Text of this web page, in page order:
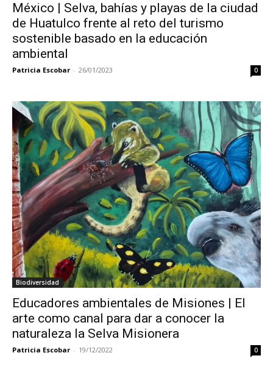
México | Selva, bahías y playas de la ciudad
de Huatulco frente al reto del turismo
sostenible basado en la educación
ambiental
Patricia Escobar - 26/01/2023 0
Biodiversidad
Educadores ambientales de Misiones | El
arte como canal para dar a conocer la
naturaleza la Selva Misionera
Patricia Escobar - 19/12/2022 0